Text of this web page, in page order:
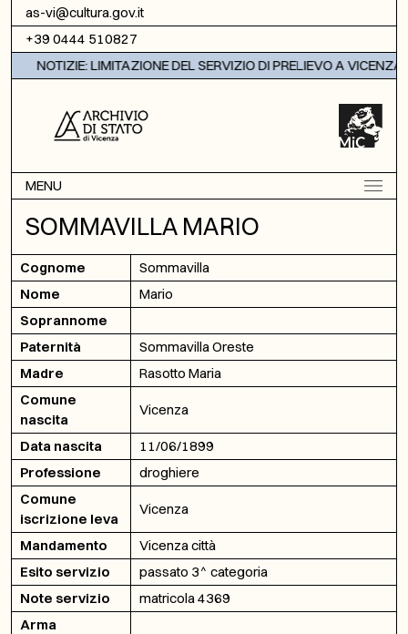
Vai al contenuto
as-vi@cultura.gov.it
+39 0444 510827
NOTIZIE: LIMITAZIONE DEL SERVIZIO DI PRELIEVO A VICENZA
MENU
SOMMAVILLA MARIO
Cognome
Sommavilla
Nome
Mario
Soprannome
Paternità
Sommavilla Oreste
Madre
Rasotto Maria
Comune
nascita
Vicenza
Data nascita
11/06/1899
Professione
droghiere
Comune
iscrizione leva
Vicenza
Mandamento
Vicenza città
Esito servizio
passato 3^ categoria
Note servizio
matricola 4369
Arma